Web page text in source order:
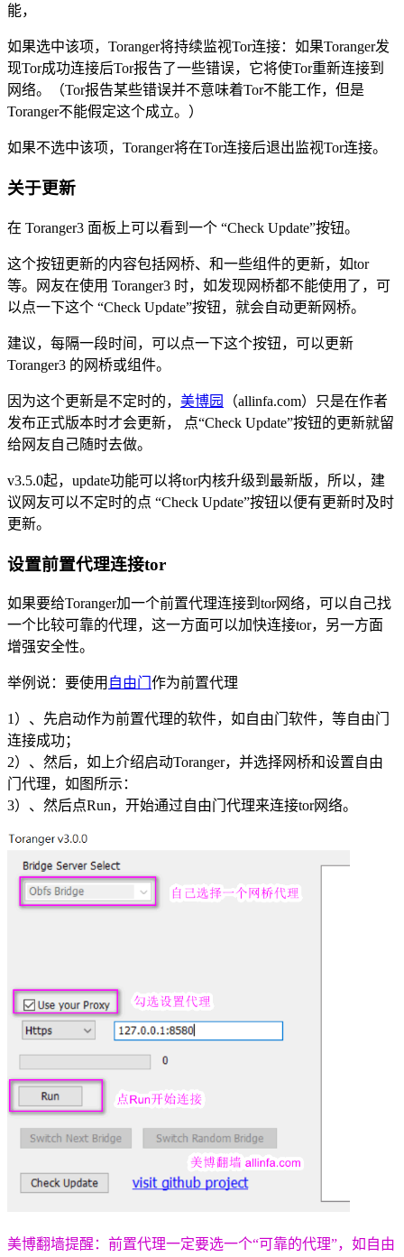
能，
如果选中该项，Toranger将持续监视Tor连接：如果Toranger发
现Tor成功连接后Tor报告了一些错误，它将使Tor重新连接到
网络。（Tor报告某些错误并不意味着Tor不能工作，但是
Toranger不能假定这个成立。）
如果不选中该项，Toranger将在Tor连接后退出监视Tor连接。
关于更新
在 Toranger3 面板上可以看到一个 “Check Update”按钮。
这个按钮更新的内容包括网桥、和一些组件的更新，如tor
等。网友在使用 Toranger3 时，如发现网桥都不能使用了，可
以点一下这个 “Check Update”按钮，就会自动更新网桥。
建议，每隔一段时间，可以点一下这个按钮，可以更新
Toranger3 的网桥或组件。
因为这个更新是不定时的， 美博园
（allinfa.com）只是在作者
发布正式版本时才会更新， 点“Check Update”按钮的更新就留
给网友自己随时去做。
v3.5.0起，update功能可以将tor内核升级到最新版，所以，建
议网友可以不定时的点 “Check Update”按钮以便有更新时及时
更新。
设置前置代理连接tor
如果要给Toranger加一个前置代理连接到tor网络，可以自己找
一个比较可靠的代理，这一方面可以加快连接tor，另一方面
增强安全性。
举例说：要使用 自由门 作为前置代理
1）、先启动作为前置代理的软件，如自由门软件，等自由门
连接成功；
2）、然后，如上介绍启动Toranger，并选择网桥和设置自由
门代理，如图所示：
3）、然后点Run，开始通过自由门代理来连接tor网络。
美博翻墙提醒：前置代理一定要选一个“可靠的代理”，如自由